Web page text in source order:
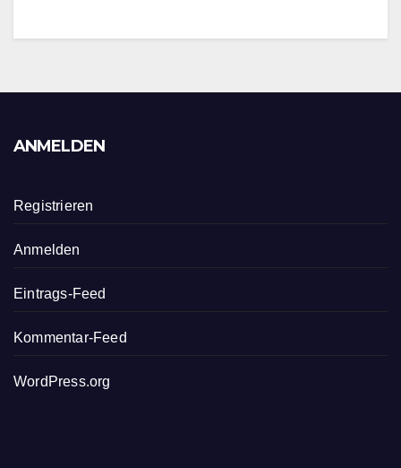
ANMELDEN
Registrieren
Anmelden
Eintrags-Feed
Kommentar-Feed
WordPress.org